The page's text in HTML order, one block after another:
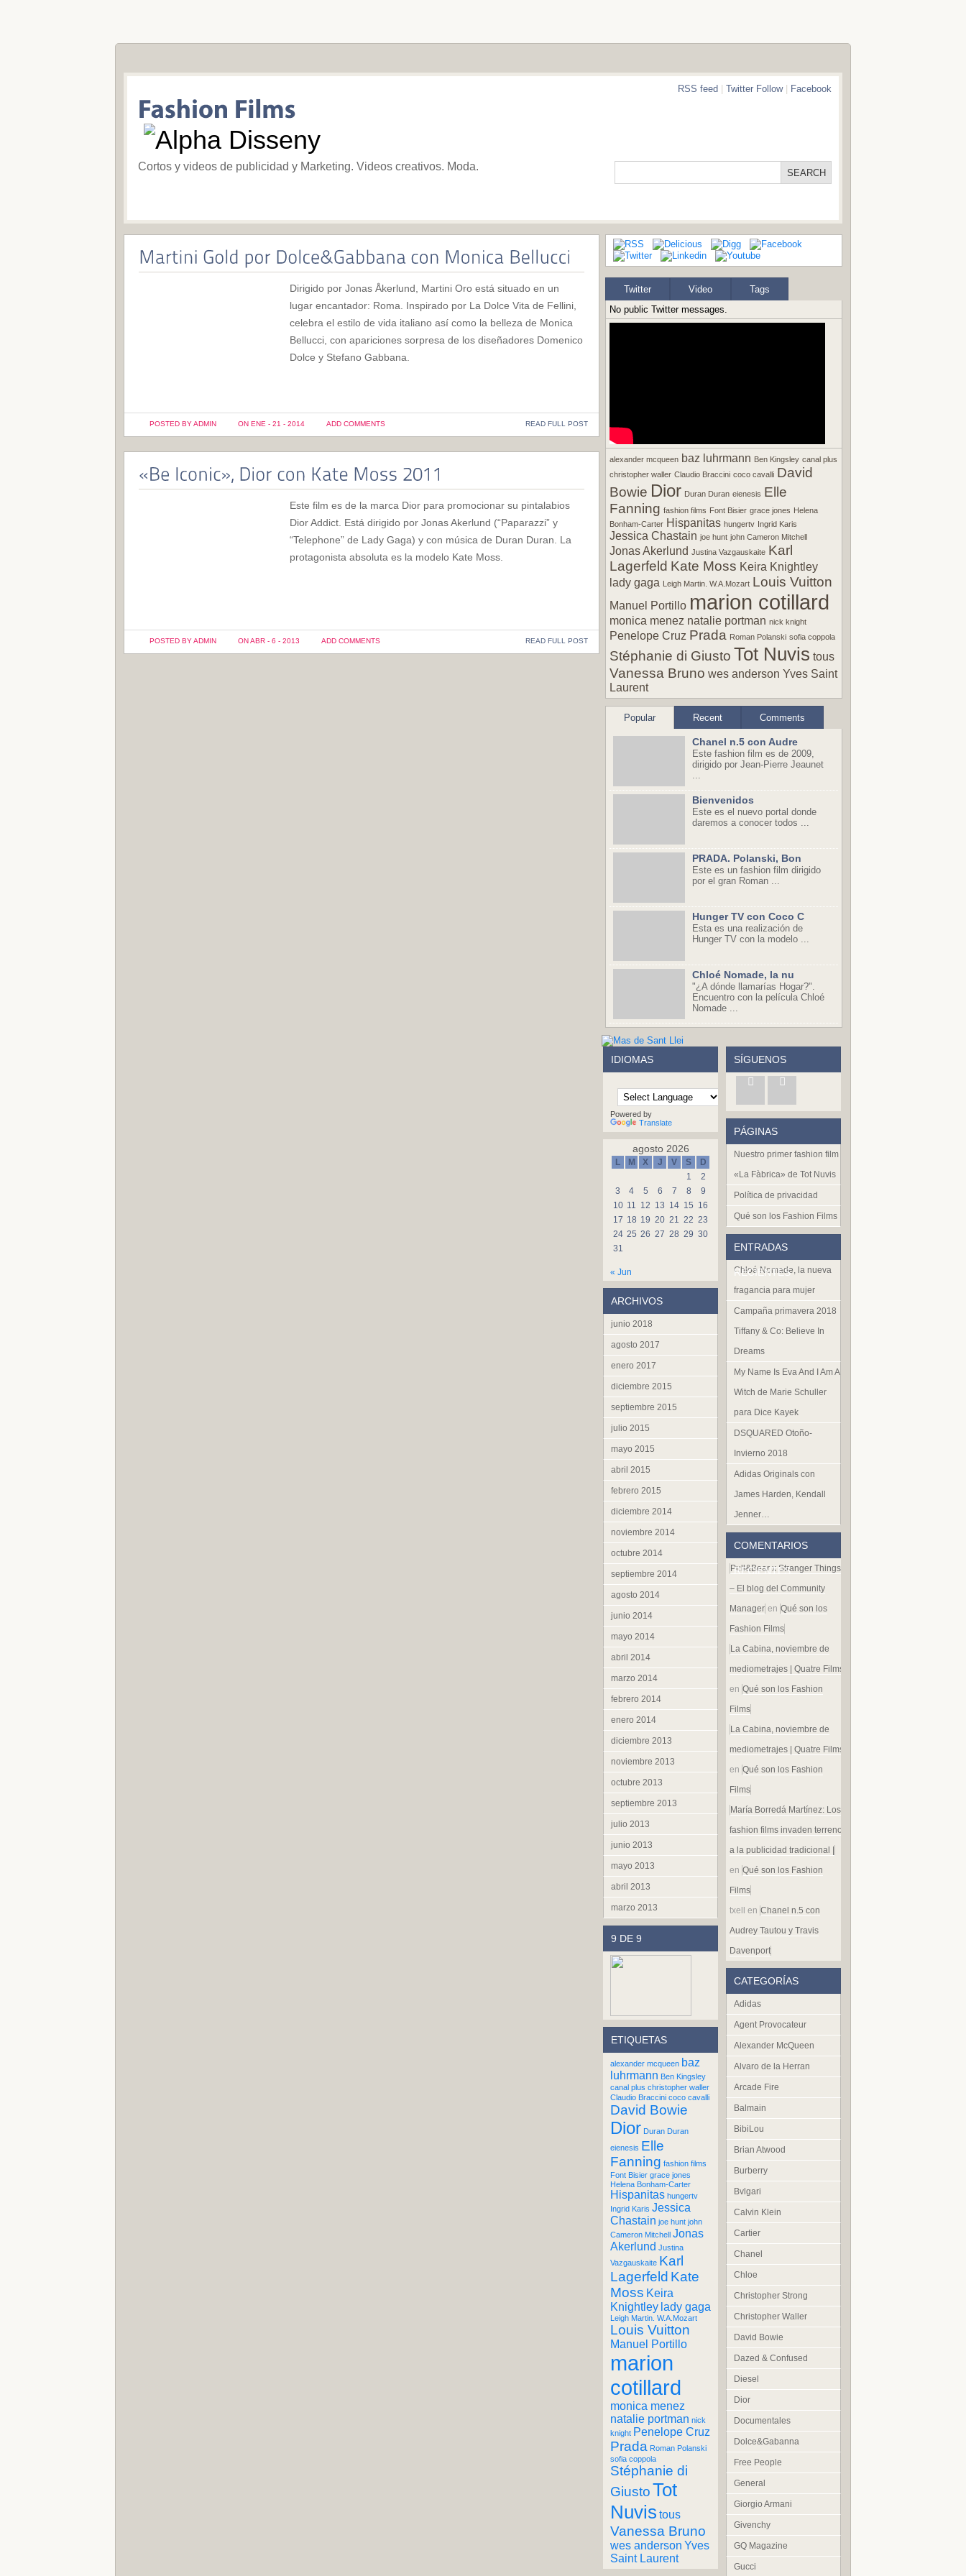
Cortos y videos de publicidad y Marketing. Videos creativos. Moda.
RSS feed Twitter Follow| Facebook
Dirigido por Jonas Åkerlund, Martini Oro está situado en un
lugar encantador: Roma. Inspirado por La Dolce Vita de Fellini,
celebra el estilo de vida italiano así como la belleza de Monica
Bellucci, con apariciones sorpresa de los diseñadores Domenico
Dolce y Stefano Gabbana.
POSTED BY ADMIN ON ENE - 21 - 2014 ADD COMMENTS READ FULL POST
Este film es de la marca Dior para promocionar su pintalabios
Dior Addict. Está dirigido por Jonas Akerlund (“Paparazzi” y
“Telephone” de Lady Gaga) y con música de Duran Duran. La
protagonista absoluta es la modelo Kate Moss.
POSTED BY ADMIN ON ABR - 6 - 2013 ADD COMMENTS READ FULL POST
Twitter Video
Tags
No public Twitter messages.
alexander mcqueen baz luhrmann Ben Kingsley canal plus
christopher waller Claudio Braccini coco cavalli David
Bowie Dior Duran Duran eienesis Elle
Fanning fashion films Font Bisier grace jones Helena
Bonham-Carter Hispanitas hungertv Ingrid Karis
Jessica Chastain joe hunt john Cameron Mitchell
Jonas Akerlund Justina Vazgauskaite Karl
Lagerfeld Kate Moss Keira Knightley
lady gaga Leigh Martin. W.A.Mozart Louis Vuitton
Manuel Portillo marion cotillard
monica menez natalie portman nick knight
Penelope Cruz Prada Roman Polanski sofia coppola
Stéphanie di Giusto Tot Nuvis tous
Vanessa Bruno wes anderson Yves Saint
Laurent
Popular Recent Comments
Chanel n.5 con Audre
Este fashion film es de 2009,
dirigido por Jean-Pierre Jeaunet
...
Bienvenidos
Este es el nuevo portal donde
daremos a conocer todos ...
PRADA. Polanski, Bon
Este es un fashion film dirigido
por el gran Roman ...
Hunger TV con Coco C
Esta es una realización de
Hunger TV con la modelo ...
Chloé Nomade, la nu
"¿A dónde llamarías Hogar?".
Encuentro con la película Chloé
Nomade ...
IDIOMAS
Powered by
Translate
agosto 2026
L M X J V S
D
1
2
3
4 5 6 7 8
9
10 11 12 13 14 15 16
17 18 19 20 21 22 23
24 25 26 27 28 29 30
31
« Jun
ARCHIVOS
junio 2018
agosto 2017
enero 2017
diciembre 2015
septiembre 2015
julio 2015
mayo 2015
abril 2015
febrero 2015
diciembre 2014
noviembre 2014
octubre 2014
septiembre 2014
agosto 2014
junio 2014
mayo 2014
abril 2014
marzo 2014
febrero 2014
enero 2014
diciembre 2013
noviembre 2013
octubre 2013
septiembre 2013
julio 2013
junio 2013
mayo 2013
abril 2013
marzo 2013
9 DE 9
ETIQUETAS
alexander mcqueen baz
luhrmann Ben Kingsley
canal plus christopher waller
Claudio Braccini coco cavalli
David Bowie
Dior Duran Duran
eienesis Elle
Fanning fashion films
Font Bisier grace jones
Helena Bonham-Carter
Hispanitas hungertv
Ingrid Karis Jessica
Chastain joe hunt john
Cameron Mitchell Jonas
Akerlund Justina
Vazgauskaite Karl
Lagerfeld Kate
Moss Keira
Knightley lady gaga
Leigh Martin. W.A.Mozart
Louis Vuitton
Manuel Portillo
marion
cotillard
monica menez
natalie portman nick
knight Penelope Cruz
Prada Roman Polanski
sofia coppola
Stéphanie di
GiustoTot
Nuvis tous
Vanessa Bruno
wes anderson Yves
Saint Laurent
SÍGUENOS
PÁGINAS
Nuestro primer fashion film
«La Fàbrica» de Tot Nuvis
Política de privacidad
Qué son los Fashion Films
ENTRADAS
RECIENTES
Chloé Nomade, la nueva
fragancia para mujer
Campaña primavera 2018
Tiffany & Co: Believe In
Dreams
My Name Is Eva And I Am A
Witch de Marie Schuller
para Dice Kayek
DSQUARED Otoño-
Invierno 2018
Adidas Originals con
James Harden, Kendall
Jenner…
COMENTARIOS
RECIENTES
Pull&Bear x Stranger Things
– El blog del Community
Manager en Qué son los
Fashion Films
La Cabina, noviembre de
mediometrajes | Quatre Films
en Qué son los Fashion
Films
La Cabina, noviembre de
mediometrajes | Quatre Films
en Qué son los Fashion
Films
María Borredá Martínez: Los
fashion films invaden terreno
a la publicidad tradicional |
en Qué son los Fashion
Films
txell
en Chanel n.5 con
Audrey Tautou y Travis
Davenport
CATEGORÍAS
Adidas
Agent Provocateur
Alexander McQueen
Alvaro de la Herran
Arcade Fire
Balmain
BibiLou
Brian Atwood
Burberry
Bvlgari
Calvin Klein
Cartier
Chanel
Chloe
Christopher Strong
Christopher Waller
David Bowie
Dazed & Confused
Diesel
Dior
Documentales
Dolce&Gabanna
Free People
General
Giorgio Armani
Givenchy
GQ Magazine
Gucci